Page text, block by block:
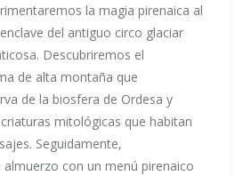
la magia pirenaica al
del antiguo circo glaciar
Descubriremos el
de alta montaña que
de la biosfera de Ordesa y
mitológicas que habitan
Seguidamente,
con un menú pirenaico